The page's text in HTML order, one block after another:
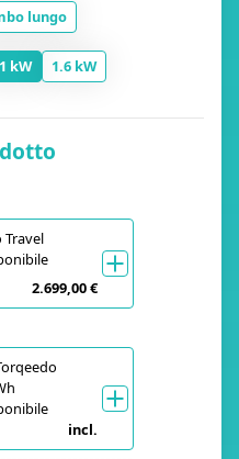
lungo
kW 1.6 kW
Travel
2.699,00 €
incl.